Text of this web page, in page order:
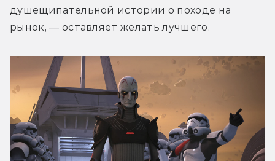
душещипательной истории о походе на
рынок, — оставляет желать лучшего.